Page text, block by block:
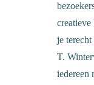
creatieve
je
T.
iedereen